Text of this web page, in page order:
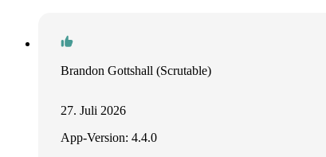
Brandon Gottshall (Scrutable)
27. Juli 2026
App-Version: 4.4.0